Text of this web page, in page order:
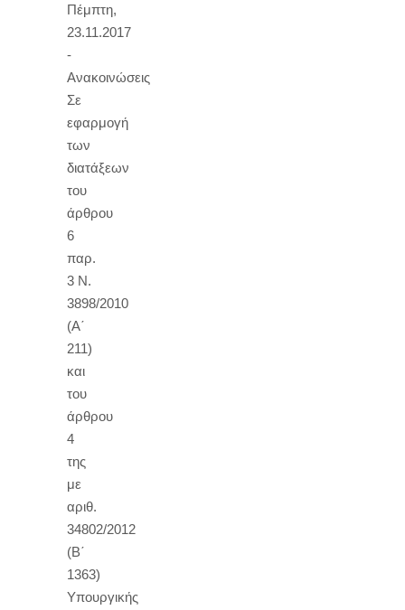
Πέμπτη,
23.11.2017
-
Ανακοινώσεις
Σε
εφαρμογή
των
διατάξεων
του
άρθρου
6
παρ.
3 Ν.
3898/2010
(Α΄
211)
και
του
άρθρου
4
της
με
αριθ.
34802/2012
(Β΄
1363)
Υπουργικής